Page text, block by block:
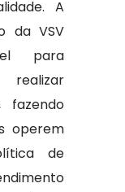
A
da VSV
para
fazendo
operem
de